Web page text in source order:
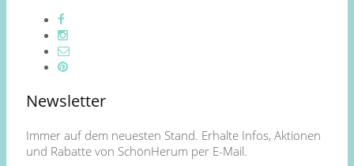
Newsletter
Immer auf dem neuesten Stand. Erhalte Infos, Aktionen
und Rabatte von SchönHerum per E-Mail.